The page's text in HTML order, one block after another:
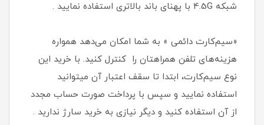
شبکه 4.5G با پهنای باند بالاتری استفاده نمایید .
«سیم‌کارت دائمی » به شما امکان می‌دهد همواره
هزینه‌های تلفن همراهتان را کنترل کنید. با خرید این
نوع سیم‌کارت، ابتدا تا سقف اعتبار آن میتوانید
استفاده نمایید و سپس با پرداخت صورت حساب مجدد
از آن استفاده کنید و دیگر نیازی به خرید سارژ ندارید .